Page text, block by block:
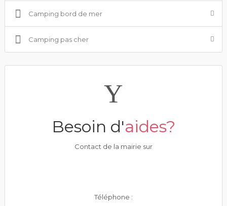
Camping bord de mer
Camping pas cher
Besoin d'aides?
Contact de la mairie sur
Téléphone :